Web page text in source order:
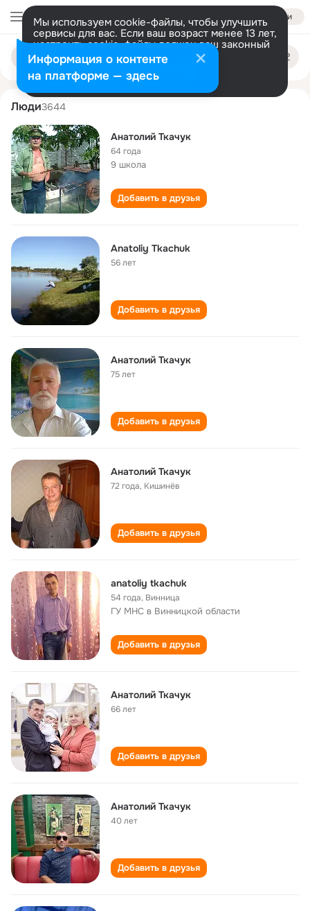
Войти
Мы используем cookie-файлы, чтобы улучшить
сервисы для вас. Если ваш возраст менее 13 лет,
настроить cookie-файлы должен ваш законный
представитель. Больше информации
Разрешить все Настроить
Поиск
людям
anatoliy tkachuk
Люди3644
Анатолий Ткачук
64 года
9 школа
Добавить в друзья
Anatoliy Tkachuk
56 лет
Добавить в друзья
Анатолий Ткачук
75 лет
Добавить в друзья
Анатолий Ткачук
72 года, Кишинёв
Добавить в друзья
anatoliy tkachuk
54 года, Винница
ГУ МНС в Винницкой области
Добавить в друзья
Анатолий Ткачук
66 лет
Добавить в друзья
Анатолий Ткачук
40 лет
Добавить в друзья
Информация о контенте
на платформе — здесь